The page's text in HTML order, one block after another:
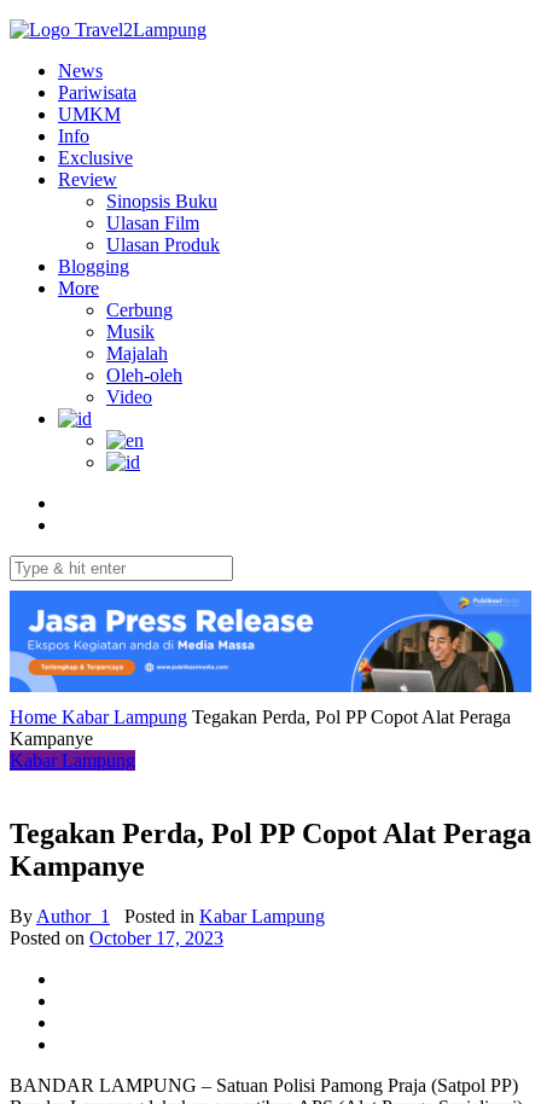
News
Pariwisata
UMKM
Info
Exclusive
Review
Sinopsis Buku
Ulasan Film
Ulasan Produk
Blogging
More
Cerbung
Musik
Majalah
Oleh-oleh
Video
Home Kabar Lampung Tegakan Perda, Pol PP Copot Alat Peraga
Kampanye
Kabar Lampung
Tegakan Perda, Pol PP Copot Alat Peraga
Kampanye
ByAuthor_1 Posted in Kabar Lampung
Posted on October 17, 2023
BANDAR LAMPUNG – Satuan Polisi Pamong Praja (Satpol PP)